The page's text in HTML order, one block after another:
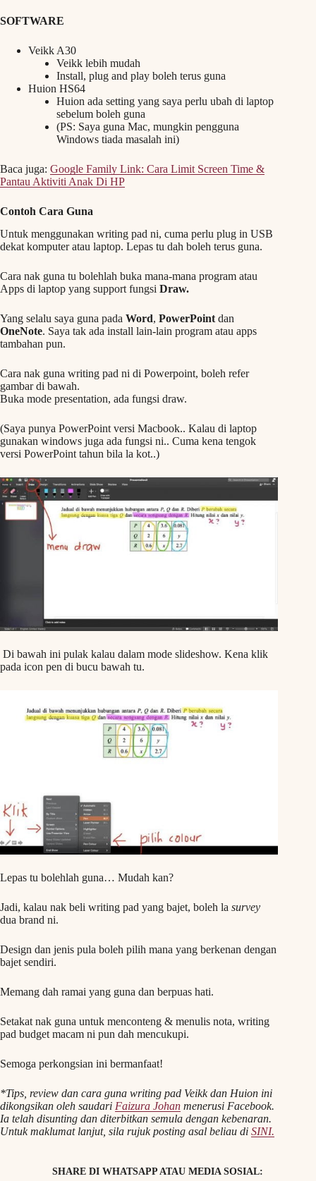
SOFTWARE
Veikk A30
Veikk lebih mudah
Install, plug and play boleh terus guna
Huion HS64
Huion ada setting yang saya perlu ubah di laptop
sebelum boleh guna
(PS: Saya guna Mac, mungkin pengguna
Windows tiada masalah ini)
Baca juga: Google Family Link: Cara Limit Screen Time &
Pantau Aktiviti Anak Di HP
Contoh Cara Guna
Untuk menggunakan writing pad ni, cuma perlu plug in USB
dekat komputer atau laptop. Lepas tu dah boleh terus guna.
Cara nak guna tu bolehlah buka mana-mana program atau
Apps di laptop yang support fungsi Draw.
Yang selalu saya guna pada Word, PowerPoint dan
OneNote. Saya tak ada install lain-lain program atau apps
tambahan pun.
Cara nak guna writing pad ni di Powerpoint, boleh refer
gambar di bawah.
Buka mode presentation, ada fungsi draw.
(Saya punya PowerPoint versi Macbook.. Kalau di laptop
gunakan windows juga ada fungsi ni.. Cuma kena tengok
versi PowerPoint tahun bila la kot..)
Di bawah ini pulak kalau dalam mode slideshow. Kena klik
pada icon pen di bucu bawah tu.
Lepas tu bolehlah guna… Mudah kan?
Jadi, kalau nak beli writing pad yang bajet, boleh la survey
dua brand ni.
Design dan jenis pula boleh pilih mana yang berkenan dengan
bajet sendiri.
Memang dah ramai yang guna dan berpuas hati.
Setakat nak guna untuk menconteng & menulis nota, writing
pad budget macam ni pun dah mencukupi.
Semoga perkongsian ini bermanfaat!
*Tips, review dan cara guna writing pad Veikk dan Huion ini
dikongsikan oleh saudari Faizura Johan menerusi Facebook.
Ia telah disunting dan diterbitkan semula dengan kebenaran.
Untuk maklumat lanjut, sila rujuk posting asal beliau di SINI.
SHARE DI WHATSAPP ATAU MEDIA SOSIAL: